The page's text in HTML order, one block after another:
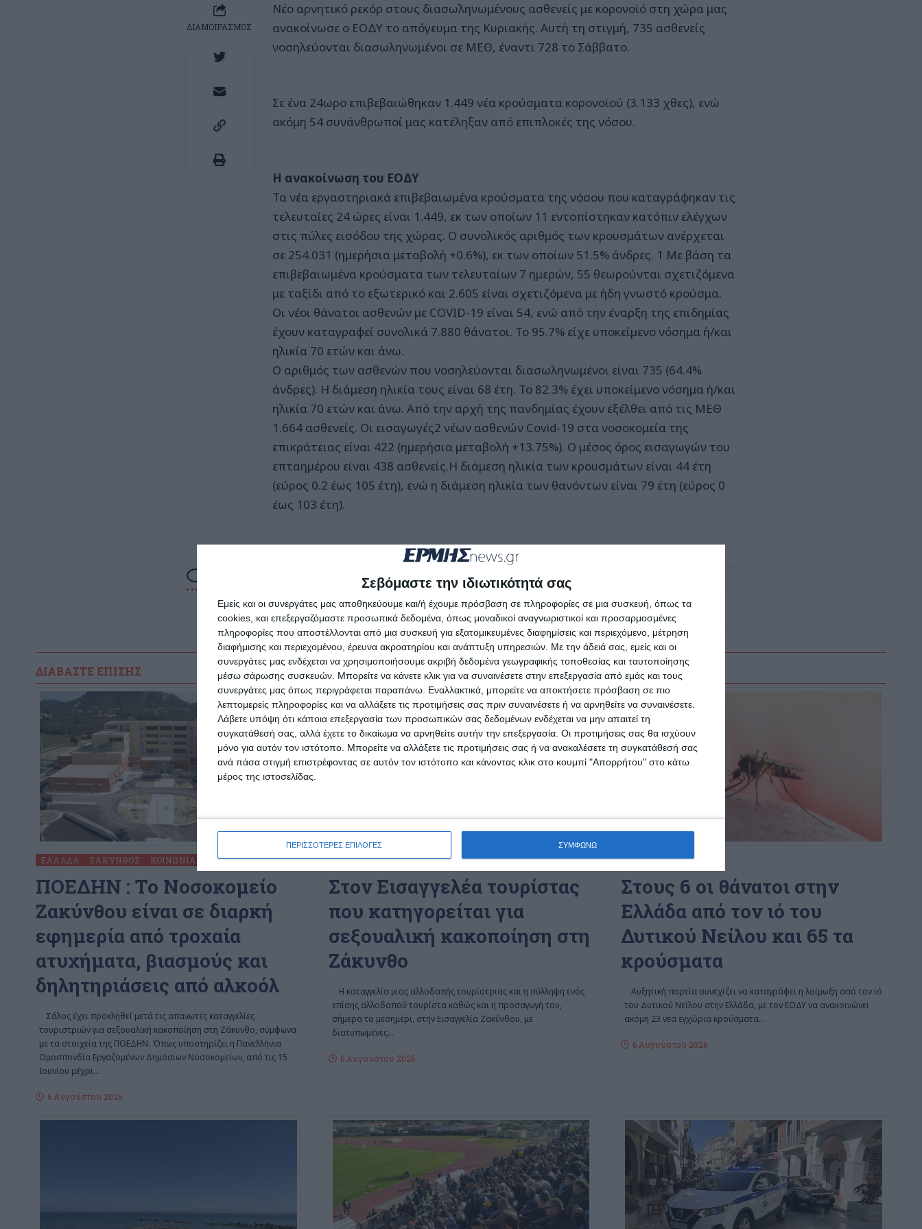
Σεβόμαστε την ιδιωτικότητά σας
Εμείς και οι συνεργάτες μας αποθηκεύουμε και/ή έχουμε πρόσβαση σε πληροφορίες σε μια συσκευή, όπως τα
cookies, και επεξεργαζόμαστε προσωπικά δεδομένα, όπως μοναδικοί αναγνωριστικοί και προσαρμοσμένες
πληροφορίες που αποστέλλονται από μια συσκευή για εξατομικευμένες διαφημίσεις και περιεχόμενο, μέτρηση
διαφήμισης και περιεχομένου, έρευνα ακροατηρίου και ανάπτυξη υπηρεσιών. Με την άδειά σας, εμείς και οι
συνεργάτες μας ενδέχεται να χρησιμοποιήσουμε ακριβή δεδομένα γεωγραφικής τοποθεσίας και ταυτοποίησης
μέσω σάρωσης συσκευών. Μπορείτε να κάνετε κλικ για να συναινέσετε στην επεξεργασία από εμάς και τους
συνεργάτες μας όπως περιγράφεται παραπάνω. Εναλλακτικά, μπορείτε να αποκτήσετε πρόσβαση σε πιο
λεπτομερείς πληροφορίες και να αλλάξετε τις προτιμήσεις σας πριν συναινέσετε ή να αρνηθείτε να συναινέσετε.
Λάβετε υπόψη ότι κάποια επεξεργασία των προσωπικών σας δεδομένων ενδέχεται να μην απαιτεί τη
συγκατάθεσή σας, αλλά έχετε το δικαίωμα να αρνηθείτε αυτήν την επεξεργασία. Οι προτιμήσεις σας θα ισχύουν
μόνο για αυτόν τον ιστότοπο. Μπορείτε να αλλάξετε τις προτιμήσεις σας ή να ανακαλέσετε τη συγκατάθεσή σας
ανά πάσα στιγμή επιστρέφοντας σε αυτόν τον ιστότοπο και κάνοντας κλικ στο κουμπί "Απορρήτου" στο κάτω
μέρος της ιστοσελίδας.
ΠΕΡΙΣΣΟΤΕΡΕΣ ΕΠΙΛΟΓΕΣ ΣΥΜΦΩΝΩ
ΔΙΑΜΟΙΡΑΣΜΟΣ
Νέο αρνητικό ρεκόρ στους διασωληνωμένους ασθενείς με κορονοϊό στη χώρα μας
ανακοίνωσε ο ΕΟΔΥ το απόγευμα της Κυριακής. Αυτή τη στιγμή, 735 ασθενείς
νοσηλεύονται διασωληνωμένοι σε ΜΕΘ, έναντι 728 το Σάββατο.
Σε ένα 24ωρο επιβεβαιώθηκαν 1.449 νέα κρούσματα κορονοϊού (3.133 χθες), ενώ
ακόμη 54 συνάνθρωποί μας κατέληξαν από επιπλοκές της νόσου.
Η ανακοίνωση του ΕΟΔΥ
Τα νέα εργαστηριακά επιβεβαιωμένα κρούσματα της νόσου που καταγράφηκαν τις
τελευταίες 24 ώρες είναι 1.449, εκ των οποίων 11 εντοπίστηκαν κατόπιν ελέγχων
στις πύλες εισόδου της χώρας. Ο συνολικός αριθμός των κρουσμάτων ανέρχεται
σε 254.031 (ημερήσια μεταβολή +0.6%), εκ των οποίων 51.5% άνδρες. 1 Με βάση τα
επιβεβαιωμένα κρούσματα των τελευταίων 7 ημερών, 55 θεωρούνται σχετιζόμενα
με ταξίδι από το εξωτερικό και 2.605 είναι σχετιζόμενα με ήδη γνωστό κρούσμα.
Οι νέοι θάνατοι ασθενών με COVID-19 είναι 54, ενώ από την έναρξη της επιδημίας
έχουν καταγραφεί συνολικά 7.880 θάνατοι. Το 95.7% είχε υποκείμενο νόσημα ή/και
ηλικία 70 ετών και άνω.
Ο αριθμός των ασθενών που νοσηλεύονται διασωληνωμένοι είναι 735 (64.4%
άνδρες). Η διάμεση ηλικία τους είναι 68 έτη. To 82.3% έχει υποκείμενο νόσημα ή/και
ηλικία 70 ετών και άνω. Από την αρχή της πανδημίας έχουν εξέλθει από τις ΜΕΘ
1.664 ασθενείς. Οι εισαγωγές2 νέων ασθενών Covid-19 στα νοσοκομεία της
επικράτειας είναι 422 (ημερήσια μεταβολή +13.75%). Ο μέσος όρος εισαγωγών του
επταημέρου είναι 438 ασθενείς.Η διάμεση ηλικία των κρουσμάτων είναι 44 έτη
(εύρος 0.2 έως 105 έτη), ενώ η διάμεση ηλικία των θανόντων είναι 79 έτη (εύρος 0
έως 103 έτη).
ΔΙΑΒΆΣΤΕ ΕΠΊΣΗΣ
ΕΛΛΆΔΑ ΖΆΚΥΝΘΟΣ ΚΟΙΝΩΝΊΑ
ΠΟΕΔΗΝ : To Νοσοκομείο
Ζακύνθου είναι σε διαρκή
εφημερία από τροχαία
ατυχήματα, βιασμούς και
δηλητηριάσεις από αλκοόλ
Σάλος έχει προκληθεί μετά τις απανωτές καταγγελίες
τουριστριών για σεξουαλική κακοποίηση στη Ζάκυνθο, σύμφωνα
με τα στοιχεία της ΠΟΕΔΗΝ. Όπως υποστηρίζει η Πανελλήνια
Ομοσπονδία Εργαζομένων Δημόσιων Νοσοκομείων, από τις 15
Ιουνίου μέχρι…
6 Αυγούστου 2026
ΕΛΛΆΔΑ ΖΆΚΥΝΘΟΣ
Στον Εισαγγελέα τουρίστας
που κατηγορείται για
σεξουαλική κακοποίηση στη
Ζάκυνθο
Η καταγγελία μιας αλλοδαπής τουρίστριας και η σύλληψη ενός
επίσης αλλοδαπού τουρίστα καθώς και η προσαγωγή του,
σήμερα το μεσημέρι, στην Εισαγγελία Ζακύνθου, με
διατυπωμένες…
6 Αυγούστου 2026
ΕΛΛΆΔΑ ΚΟΙΝΩΝΊΑ
Στους 6 οι θάνατοι στην
Ελλάδα από τον ιό του
Δυτικού Νείλου και 65 τα
κρούσματα
Αυξητική πορεία συνεχίζει να καταγράφει η λοίμωξη από τον ιό
του Δυτικού Νείλου στην Ελλάδα, με τον ΕΟΔΥ να ανακοινώνει
ακόμη 23 νέα εγχώρια κρούσματα…
6 Αυγούστου 2026